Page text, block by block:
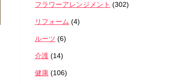
フラワーアレンジメント (302)
リフォーム (4)
ルーツ (6)
介護 (14)
健康 (106)